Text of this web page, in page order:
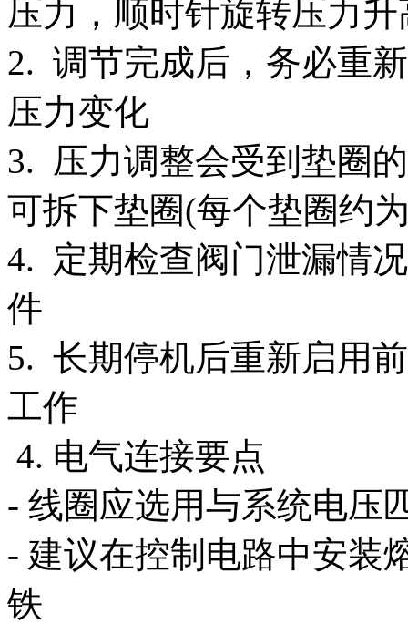
压力，顺时针旋转压力
2. 调节完成后，务必重
压力变化
3. 压力调整会受到垫圈
可拆下垫圈(每个垫圈约
4. 定期检查阀门泄漏情
件
5. 长期停机后重新启用
工作
4. 电气连接要点
- 线圈应选用与系统电压
- 建议在控制电路中安装
铁